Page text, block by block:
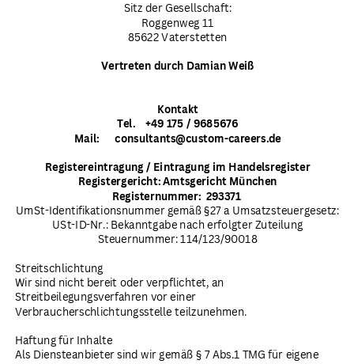
Sitz der Gesellschaft:
Roggenweg 11
85622 Vaterstetten
Vertreten durch Damian Weiß
Kontakt
Tel.
+49 175 / 9685676
Mail:
consultants@custom-careers.de
Registereintragung / Eintragung im Handelsregister
Registergericht: Amtsgericht München
Registernummer: 293371
UmSt-Identifikationsnummer gemäß §27 a Umsatzsteuergesetz:
USt-ID-Nr.: Bekanntgabe nach erfolgter Zuteilung
Steuernummer: 114/123/90018
Streitschlichtung
Wir sind nicht bereit oder verpflichtet, an
Streitbeilegungsverfahren vor einer
Verbraucherschlichtungsstelle teilzunehmen.
Haftung für Inhalte
Als Diensteanbieter sind wir gemäß § 7 Abs.1 TMG für eigene